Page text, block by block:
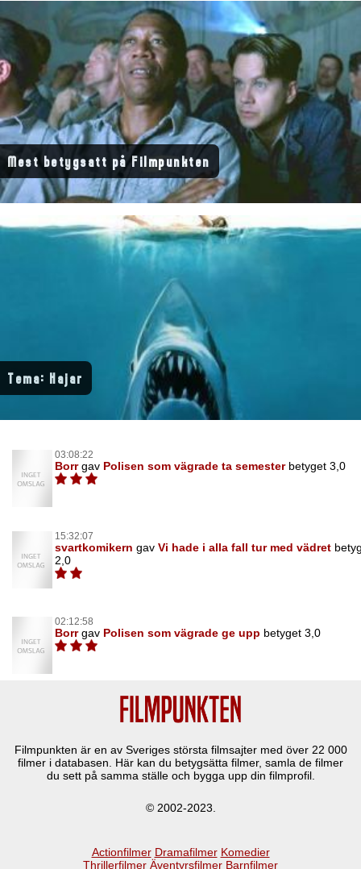
Mest betygsatt på Filmpunkten
Tema: Hajar
03:08:22
Borrgav Polisen som vägrade ta semester betyget 3,0
15:32:07
svartkomikern gav Vi hade i alla fall tur med vädret
2,0
02:12:58
Borrgav Polisen som vägrade ge upp betyget 3,0
Filmpunkten är en av Sveriges största filmsajter med över 22 000
filmer i databasen. Här kan du betygsätta filmer, samla de filmer
du sett på samma ställe och bygga upp din filmprofil.
© 2002-2023.
Actionfilmer Dramafilmer Komedier
Thrillerfilmer Äventyrsfilmer Barnfilmer